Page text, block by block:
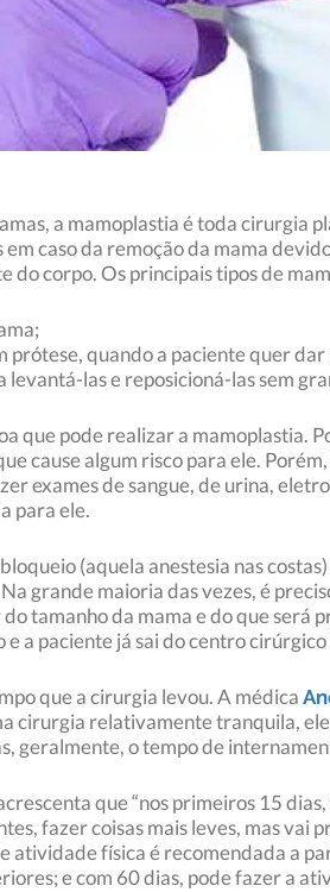
a mamoplastia é toda cirurgia
caso da remoção da mama
corpo. Os principais tipos de
quando a paciente quer dar
las e reposicioná-las sem
que pode realizar a mamoplastia.
cause algum risco para ele.
exames de sangue, de urina,
para ele.
(aquela anestesia nas
grande maioria das vezes, é
tamanho da mama e do que será
a paciente já sai do centro cirúrgico
que a cirurgia levou. A médica
cirurgia relativamente tranquila,
o tempo de
que “nos primeiros 15
fazer coisas mais leves, mas vai
física é recomendada a
e com 60 dias, pode fazer a